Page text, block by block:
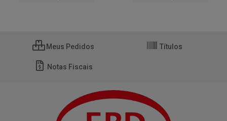
Meus Pedidos Títulos
Notas Fiscais